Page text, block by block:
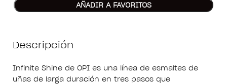
AÑADIR A FAVORITOS
Descripción
Infinite Shine de OPI es una línea de esmaltes de
uñas de larga duración en tres pasos que